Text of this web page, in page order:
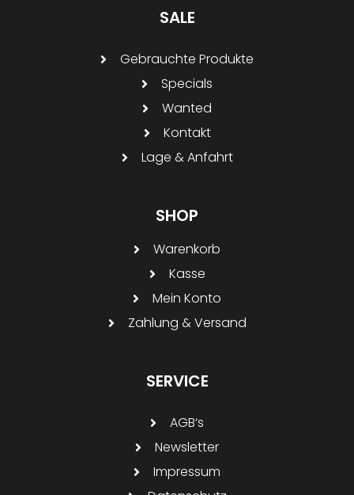
SALE
Gebrauchte Produkte
Specials
Wanted
Kontakt
Lage & Anfahrt
SHOP
Warenkorb
Kasse
Mein Konto
Zahlung & Versand
SERVICE
AGB‘s
Newsletter
Impressum